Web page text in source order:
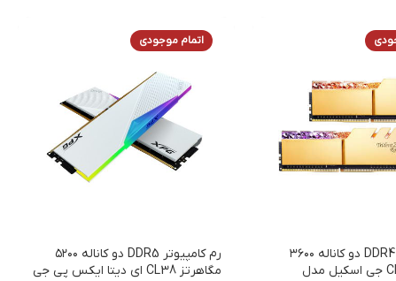
رم دسکتاپ DDR4 دو کاناله ۳۶۰۰
مگاهرتز CL18 جی اسکیل مدل
اتمام موجودی
رم کامپیوتر DDR5 دو کاناله ۵۲۰۰
مگاهرتز CL38 ای دیتا ایکس پی جی